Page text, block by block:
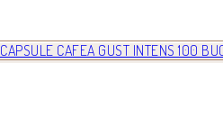
CAPSULE CAFEA GUST INTENS 100